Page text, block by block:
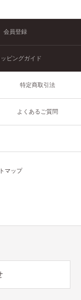
会員登録
ピングガイド
特定商取引法
よくあるご質問
マップ